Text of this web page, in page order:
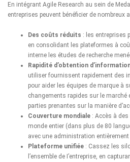
En intégrant Agile Research au sein de
entreprises peuvent bénéficier de nombreux
Des coûts réduits : les entreprises
en consolidant les plateformes à
interne les études de recherche
Rapidité d’obtention
utiliser fournissent rapidement des
pour aider les équipes de marque à
changements rapides sur le
parties prenantes sur la manière
Couverture mondiale : Accès à
monde entier (dans plus de 80
avec une administration entièrement
Plateforme unifiée : Cassez les
l’ensemble de I’entreprise, en